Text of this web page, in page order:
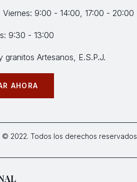
Viernes: 9:00 - 14:00, 17:00 - 20:00
9:30 - 13:00
granitos Artesanos, E.S.P.J.
AHORA
© 2022. Todos los derechos reservados